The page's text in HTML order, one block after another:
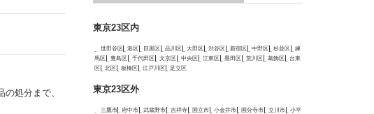
処分まで、
東京23区内
世田谷区 港区 目黒区 品川区 大田区 渋谷区 新宿区 中野区 杉並区
練
馬区
豊島区 千代田区 文京区 中央区 江東区 墨田区 荒川区 葛飾区
台東
区
北区 板橋区 江戸川区 足立区
東京23区外
三鷹市 府中市 武蔵野市 吉祥寺 国立市 小金井市 国分寺市 立川市
小平